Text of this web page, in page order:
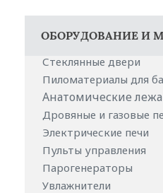
ОБОРУДОВАНИЕ И
Стеклянные двери
Пиломатериалы для
Анатомические
Дровяные и газовые
Электрические печи
Пульты управления
Парогенераторы
Увлажнители